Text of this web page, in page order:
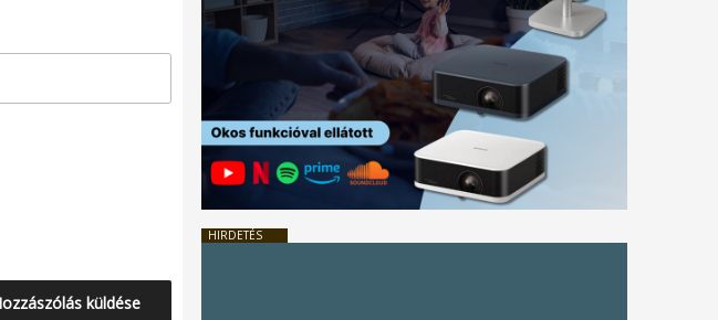
HIRDETÉS